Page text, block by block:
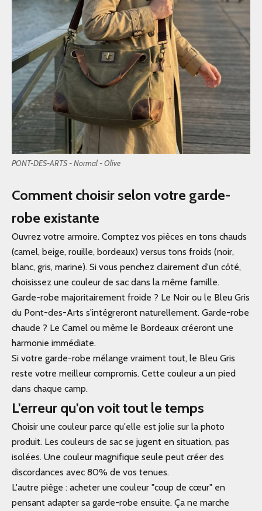
PONT-DES-ARTS - Normal - Olive
Comment choisir selon votre garde-
robe existante
Ouvrez votre armoire. Comptez vos pièces en tons chauds
(camel, beige, rouille, bordeaux) versus tons froids (noir,
blanc, gris, marine). Si vous penchez clairement d'un côté,
choisissez une couleur de sac dans la même famille.
Garde-robe majoritairement froide ? Le Noir ou le Bleu Gris
du Pont-des-Arts s'intégreront naturellement. Garde-robe
chaude ? Le Camel ou même le Bordeaux créeront une
harmonie immédiate.
Si votre garde-robe mélange vraiment tout, le Bleu Gris
reste votre meilleur compromis. Cette couleur a un pied
dans chaque camp.
L'erreur qu'on voit tout le temps
Choisir une couleur parce qu'elle est jolie sur la photo
produit. Les couleurs de sac se jugent en situation, pas
isolées. Une couleur magnifique seule peut créer des
discordances avec 80% de vos tenues.
L'autre piège : acheter une couleur "coup de cœur" en
pensant adapter sa garde-robe ensuite. Ça ne marche